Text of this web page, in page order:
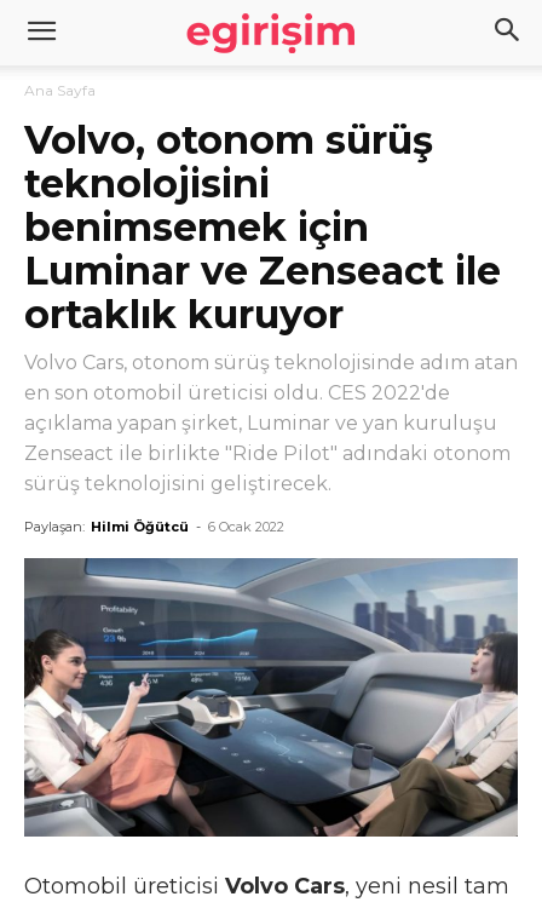
Ana Sayfa
Volvo, otonom sürüş
teknolojisini
benimsemek için
Luminar ve Zenseact ile
ortaklık kuruyor
Volvo Cars, otonom sürüş teknolojisinde adım atan
en son otomobil üreticisi oldu. CES 2022'de
açıklama yapan şirket, Luminar ve yan kuruluşu
Zenseact ile birlikte "Ride Pilot" adındaki otonom
sürüş teknolojisini geliştirecek.
Paylaşan: Hilmi Öğütcü - 6 Ocak 2022
Otomobil üreticisi Volvo Cars, yeni nesil tam